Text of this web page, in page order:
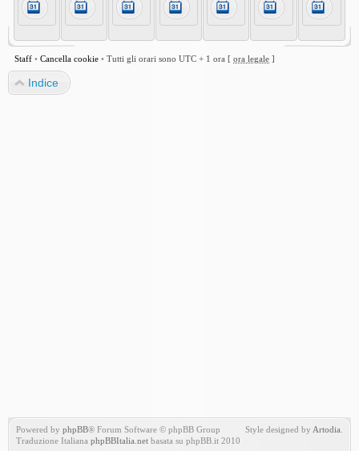
Staff • Cancella cookie • Tutti gli orari sono UTC + 1 ora [ ora legale ]
Indice
Powered by phpBB® Forum Software © phpBB Group
Traduzione Italiana phpBBItalia.net basata su phpBB.it 2010
Style designed by Artodia